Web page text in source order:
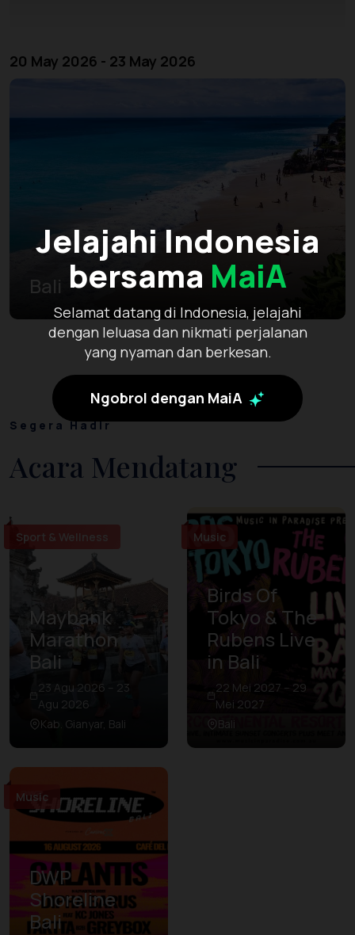
Jelajahi Indonesia
bersama MaiA
Selamat datang di Indonesia, jelajahi
dengan leluasa dan nikmati perjalanan
yang nyaman dan berkesan.
Ngobrol dengan MaiA
20 May 2026 - 23 May 2026
Bali
Segera Hadir
Acara Mendatang
Sport & Wellness
Maybank
Marathon
Bali
23 Agu 2026 – 23
Agu 2026
Kab. Gianyar, Bali
Music
Birds Of
Tokyo & The
Rubens Live
in Bali
22 Mei 2027 – 29
Mei 2027
Bali
Music
DWP
Shoreline
Bali